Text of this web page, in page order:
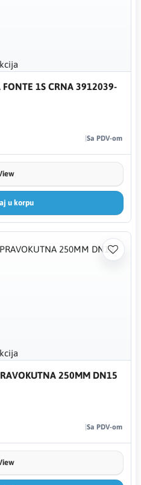
FONTE 1S CRNA 3912039-
Sa PDV-om
u korpu
250MM DN15
Sa PDV-om